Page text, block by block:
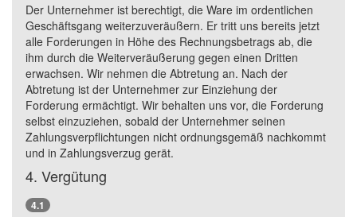
Der Unternehmer ist berechtigt, die Ware im ordentlichen
Geschäftsgang weiterzuveräußern. Er tritt uns bereits jetzt
alle Forderungen in Höhe des Rechnungsbetrags ab, die
ihm durch die Weiterveräußerung gegen einen Dritten
erwachsen. Wir nehmen die Abtretung an. Nach der
Abtretung ist der Unternehmer zur Einziehung der
Forderung ermächtigt. Wir behalten uns vor, die Forderung
selbst einzuziehen, sobald der Unternehmer seinen
Zahlungsverpflichtungen nicht ordnungsgemäß nachkommt
und in Zahlungsverzug gerät.
4. Vergütung
4.1